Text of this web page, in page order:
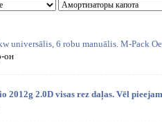
universālis, 6 robu manuālis. M-Pack
он
2012g 2.0D visas rez daļas. Vēl